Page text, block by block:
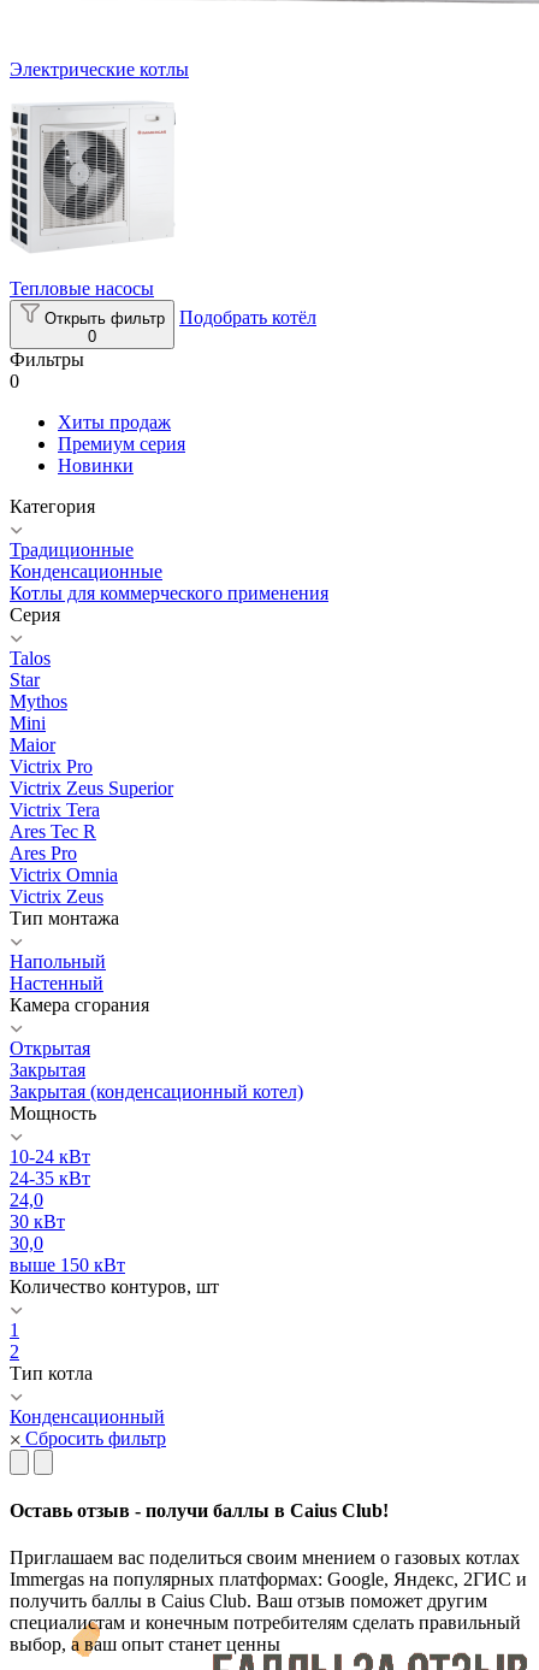
Электрические котлы
Тепловые насосы
Открыть фильтр
0
Подобрать котёл
Фильтры
0
Хиты продаж
Премиум серия
Новинки
Категория
Традиционные
Конденсационные
Котлы для коммерческого применения
Серия
Talos
Star
Mythos
Mini
Maior
Victrix Pro
Victrix Zeus Superior
Victrix Tera
Ares Tec R
Ares Pro
Victrix Omnia
Victrix Zeus
Тип монтажа
Напольный
Настенный
Камера сгорания
Открытая
Закрытая
Закрытая (конденсационный котел)
Мощность
10-24 кВт
24-35 кВт
24,0
30 кВт
30,0
выше 150 кВт
Количество контуров, шт
1
2
Тип котла
Конденсационный
Сбросить фильтр
Оставь отзыв - получи баллы в Caius Club!
Приглашаем вас поделиться своим мнением о газовых котлах
Immergas на популярных платформах: Google, Яндекс, 2ГИС и
получить баллы в Caius Club. Ваш отзыв поможет другим
специалистам и конечным потребителям сделать правильный
выбор, а ваш опыт станет ценны